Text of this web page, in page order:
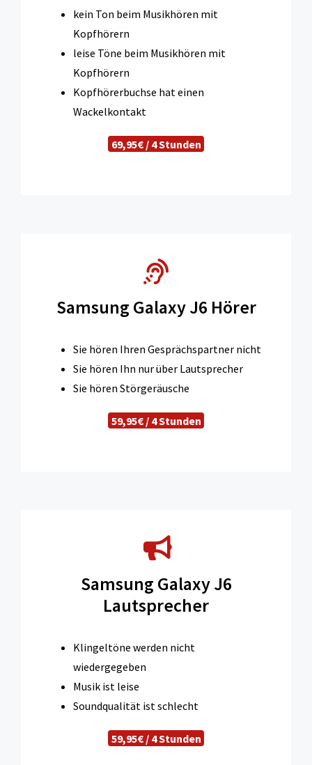
kein Ton beim Musikhören mit
Kopfhörern
leise Töne beim Musikhören mit
Kopfhörern
Kopfhörerbuchse hat einen
Wackelkontakt
69,95€ / 4 Stunden
Samsung Galaxy J6 Hörer
Sie hören Ihren Gesprächspartner nicht
Sie hören Ihn nur über Lautsprecher
Sie hören Störgeräusche
59,95€ / 4 Stunden
Samsung Galaxy J6
Lautsprecher
Klingeltöne werden nicht
wiedergegeben
Musik ist leise
Soundqualität ist schlecht
59,95€ / 4 Stunden